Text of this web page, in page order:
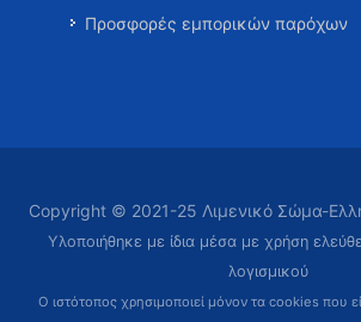
Προσφορές εμπορικών παρόχων
Copyright © 2021-25 Λιμενικό Σώμα-
Υλοποιήθηκε με ίδια μέσα με χρήση
λογισμικού
Ο ιστότοπος χρησιμοποιεί μόνον τα cookies που